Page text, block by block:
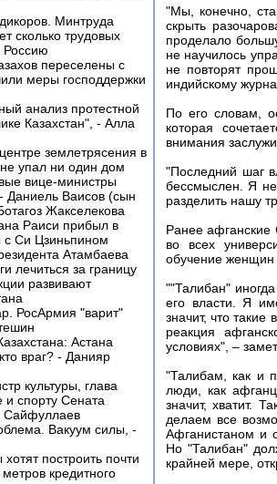
Минтруда
сколько трудовых
Россию
переселены с
меры господдержки
анализ протестной
Казахстан", - Алла
землетрясения в
упал ни один дом
вице-министры
Даниель Ваисов (сын
Жакселекова
Раиси прибыл в
с Си Цзиньпином
Атамбаева
лечиться за границу
развивают
РосАрмия "варит"
Астана
враг? - Данияр
культуры, глава
и спорту Сената
Сайфуллаев
Вакуум силы, -
построить почти
кредитного
"Мы, конечно,
скрыть
проделало
не научилось
не повторят
индийскому
По его словам,
которая
внимания
"Последний шаг
бессмыслен. Я не
разделить нашу
Ранее афганские
во всех
обучение женщин
""Талибан"
его власти. Я
значит, что
реакция
условиях", –
"Талибам, как и
люди, как
значит, хватит.
делаем все
Афганистаном и
Но "Талибан"
крайней мере,